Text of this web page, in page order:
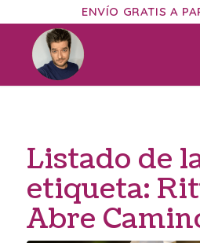
ENVÍO GRATIS A
Listado de
etiqueta:
Abre